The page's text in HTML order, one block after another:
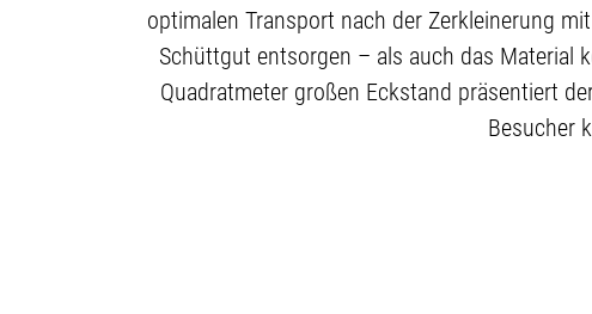
optimalen Transport nach der Zerkleinerung
Schüttgut entsorgen – als auch das Material
Quadratmeter großen Eckstand präsentiert
Besucher